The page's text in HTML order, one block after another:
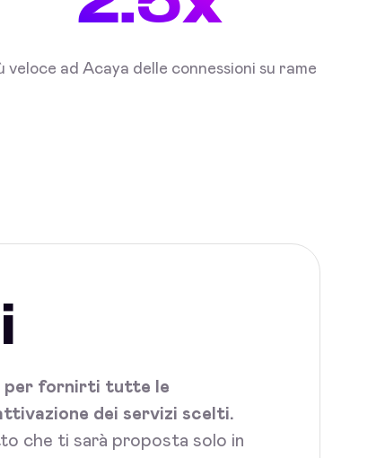
veloce ad Acaya delle connessioni su rame
per fornirti tutte le
dei servizi scelti.
che ti sarà proposta solo in